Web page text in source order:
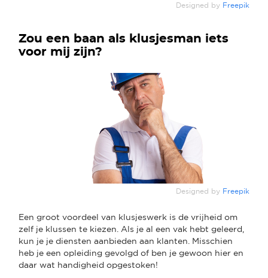
Designed by Freepik
Zou een baan als klusjesman iets
voor mij zijn?
Designed by Freepik
Een groot voordeel van klusjeswerk is de vrijheid om
zelf je klussen te kiezen. Als je al een vak hebt geleerd,
kun je je diensten aanbieden aan klanten. Misschien
heb je een opleiding gevolgd of ben je gewoon hier en
daar wat handigheid opgestoken!